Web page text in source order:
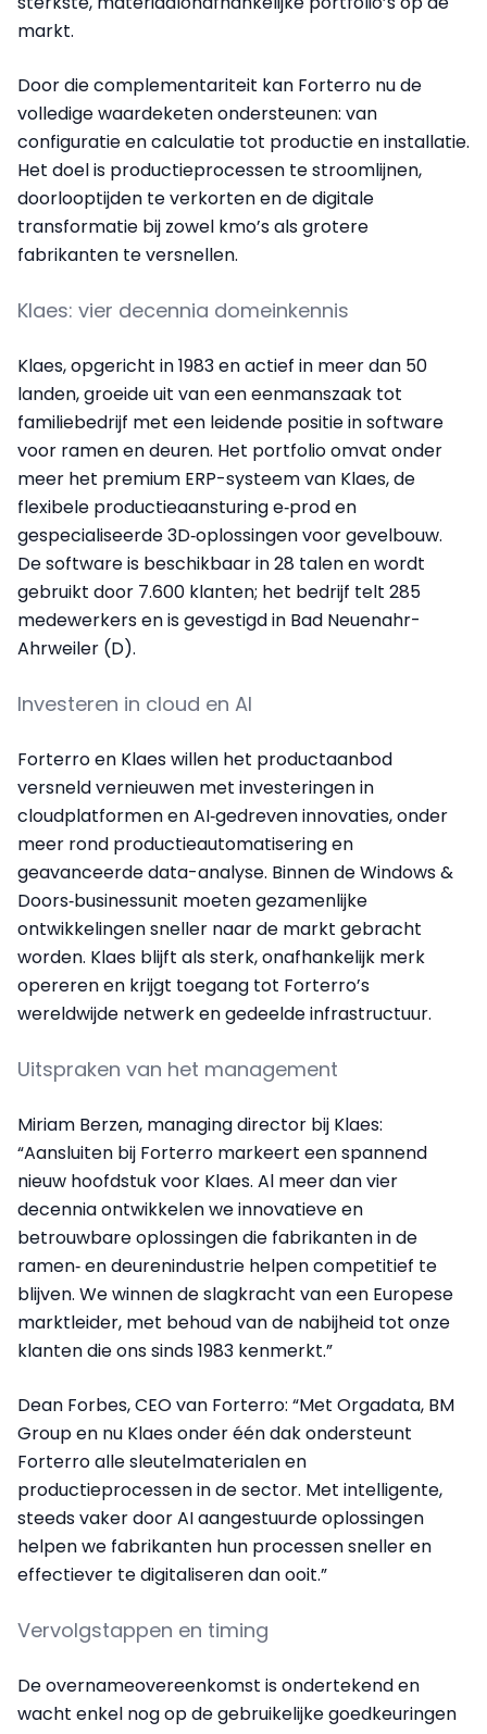
markt.
Door die complementariteit kan Forterro nu de
volledige waardeketen ondersteunen: van
configuratie en calculatie tot productie en installatie.
Het doel is productieprocessen te stroomlijnen,
doorlooptijden te verkorten en de digitale
transformatie bij zowel kmo’s als grotere
fabrikanten te versnellen.
Klaes: vier decennia domeinkennis
Klaes, opgericht in 1983 en actief in meer dan 50
landen, groeide uit van een eenmanszaak tot
familiebedrijf met een leidende positie in software
voor ramen en deuren. Het portfolio omvat onder
meer het premium ERP-systeem van Klaes, de
flexibele productie­aansturing e‑prod en
gespecialiseerde 3D‑oplossingen voor gevelbouw.
De software is beschikbaar in 28 talen en wordt
gebruikt door 7.600 klanten; het bedrijf telt 285
medewerkers en is gevestigd in Bad Neuenahr-
Ahrweiler (D).
Investeren in cloud en AI
Forterro en Klaes willen het productaanbod
versneld vernieuwen met investeringen in
cloudplatformen en AI‑gedreven innovaties, onder
meer rond productieautomatisering en
geavanceerde data-analyse. Binnen de Windows &
Doors‑businessunit moeten gezamenlijke
ontwikkelingen sneller naar de markt gebracht
worden. Klaes blijft als sterk, onafhankelijk merk
opereren en krijgt toegang tot Forterro’s
wereldwijde netwerk en gedeelde infrastructuur.
Uitspraken van het management
Miriam Berzen, managing director bij Klaes:
“Aansluiten bij Forterro markeert een spannend
nieuw hoofdstuk voor Klaes. Al meer dan vier
decennia ontwikkelen we innovatieve en
betrouwbare oplossingen die fabrikanten in de
ramen‑ en deurenindustrie helpen competitief te
blijven. We winnen de slagkracht van een Europese
marktleider, met behoud van de nabijheid tot onze
klanten die ons sinds 1983 kenmerkt.”
Dean Forbes, CEO van Forterro: “Met Orgadata, BM
Group en nu Klaes onder één dak ondersteunt
Forterro alle sleutelmaterialen en
productieprocessen in de sector. Met intelligente,
steeds vaker door AI aangestuurde oplossingen
helpen we fabrikanten hun processen sneller en
effectiever te digitaliseren dan ooit.”
Vervolgstappen en timing
De overnameovereenkomst is ondertekend en
wacht enkel nog op de gebruikelijke goedkeuringen